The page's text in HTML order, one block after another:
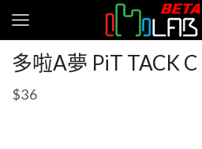
多啦A夢 PiT TACK
$36